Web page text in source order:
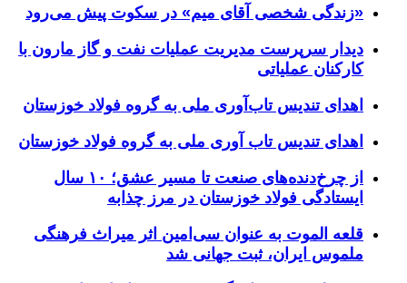
«زندگی شخصی آقای میم» در سکوت پیش می‌رود
دیدار سرپرست مدیریت عملیات نفت و گاز مارون با
کارکنان عملیاتی
اهدای تندیس تاب‌آوری ملی به گروه فولاد خوزستان
اهدای تندیس تاب آوری ملی به گروه فولاد خوزستان
از چرخ‌دنده‌های صنعت تا مسیر عشق؛ ۱۰ سال
ایستادگی فولاد خوزستان در مرز چذابه
قلعه الموت به عنوان سی‌امین اثر میراث‌ فرهنگی
ملموس ایران، ثبت جهانی شد